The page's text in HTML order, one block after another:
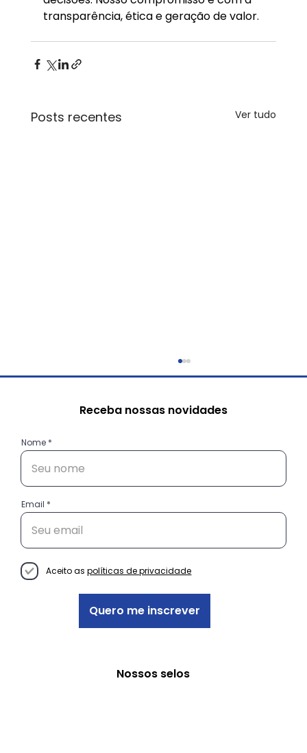
transparência, ética e geração de valor.
Posts recentes Ver tudo
Do “Oi!” ao Cliente Fiel: como a
Receba nossas novidades
Nome
Email
Aceito as políticas de privacidade
Quero me inscrever
Nossos selos